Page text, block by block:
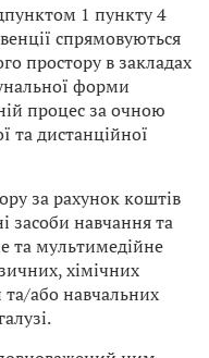
1 пункту 4
спрямовуються
простору в закладах
форми
процес за очною
дистанційної
за рахунок коштів
засоби навчання та
та мультимедійне
хімічних
та/або навчальних